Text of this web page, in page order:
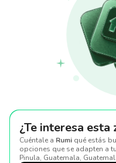
¿Te interesa esta
Cuéntale a Rumi qué estás
opciones que se adapten a
Pinula, Guatemala,